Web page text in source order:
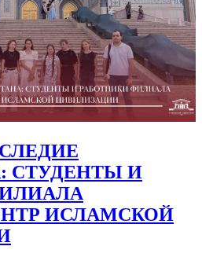
СТУДЕНТЫ И
ИСЛАМСКОЙ